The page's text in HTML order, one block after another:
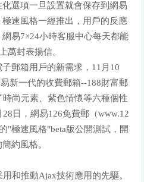
選項一旦設置就會保存到網易
速風格一經推出，用戶的反應
易7×24小時客服中心每天都能
萬封表揚信。
箱用戶的新需求，11月10
新一代的收費郵箱--188財富郵
時尚元素、紫色情懷等六種個性
日，網易126免費郵（www.12
"極速風格"beta版公開測試，開
約風格。
推動Ajax技術應用的先驅。